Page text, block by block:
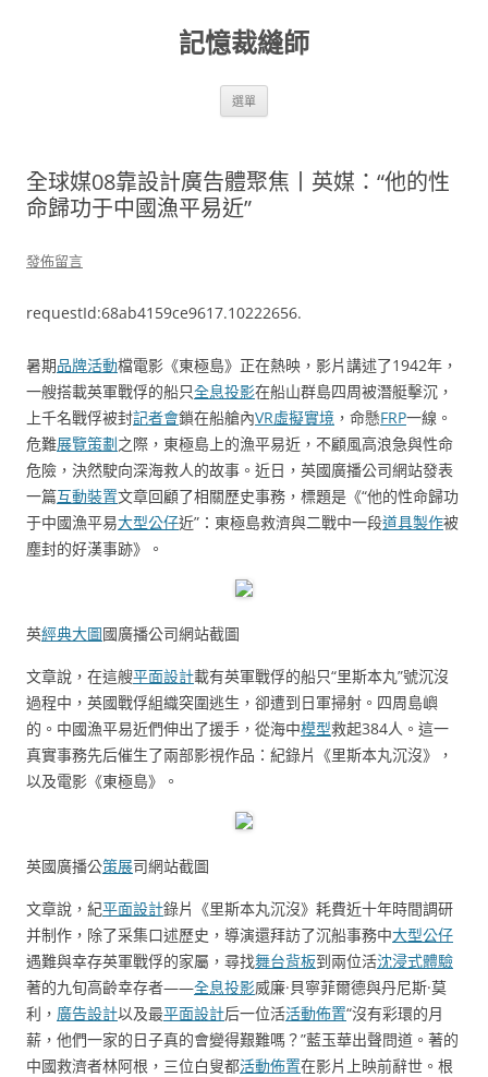
記憶裁縫師
選單
全球媒08靠設計廣告體聚焦丨英媒：“他的性
命歸功于中國漁平易近”
發佈留言
requestId:68ab4159ce9617.10222656.
暑期品牌活動檔電影《東極島》正在熱映，影片講述了1942年，
一艘搭載英軍戰俘的船只全息投影在船山群島四周被潛艇擊沉，
上千名戰俘被封記者會鎖在船艙內VR虛擬實境 ，命懸FRP一線。
危難展覽策劃之際，東極島上的漁平易近，不顧風高浪急與性命
危險，決然駛向深海救人的故事。近日，英國廣播公司網站發表
一篇互動裝置文章回顧了相關歷史事務，標題是《“他的性命歸功
于中國漁平易大型公仔近”：東極島救濟與二戰中一段道具製作被
塵封的好漢事跡》。
英經典大圖國廣播公司網站截圖
文章說，在這艘平面設計載有英軍戰俘的船只“里斯本丸”號沉沒
過程中，英國戰俘組織突圍逃生，卻遭到日軍掃射。四周島嶼
的。中國漁平易近們伸出了援手，從海中模型救起384人。這一
真實事務先后催生了兩部影視作品：紀錄片《里斯本丸沉沒》，
以及電影《東極島》。
英國廣播公策展司網站截圖
文章說，紀平面設計錄片《里斯本丸沉沒》耗費近十年時間調研
并制作，除了采集口述歷史，導演還拜訪了沉船事務中大型公仔
遇難與幸存英軍戰俘的家屬，尋找舞台背板到兩位活沈浸式體驗
著的九旬高齡幸存者——全息投影威廉·貝寧菲爾德與丹尼斯·莫
利， 廣告設計以及最平面設計后一位活活動佈置“沒有彩環的月
薪，他們一家的日子真的會變得艱難嗎？”藍玉華出聲問道。著的
中國救濟者林阿根，三位白叟都活動佈置在影片上映前辭世。根